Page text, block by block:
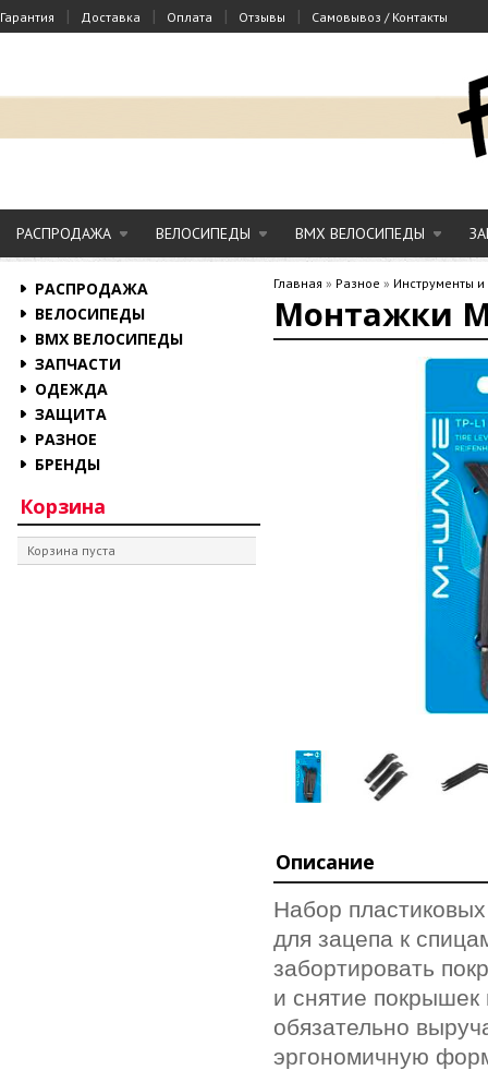
Гарантия | Доставка | Оплата | Отзывы | Самовывоз / Контакты
РАСПРОДАЖА ВЕЛОСИПЕДЫ BMX ВЕЛОСИПЕДЫ
РАСПРОДАЖА
ВЕЛОСИПЕДЫ
BMX ВЕЛОСИПЕДЫ
ЗАПЧАСТИ
ОДЕЖДА
ЗАЩИТА
РАЗНОЕ
БРЕНДЫ
Корзина
Корзина пуста
Главная » Разное » Инструменты
Монтажки
Описание
Набор
для зацепа к
забортировать
и снятие покрышек
обязательно
эргономичную